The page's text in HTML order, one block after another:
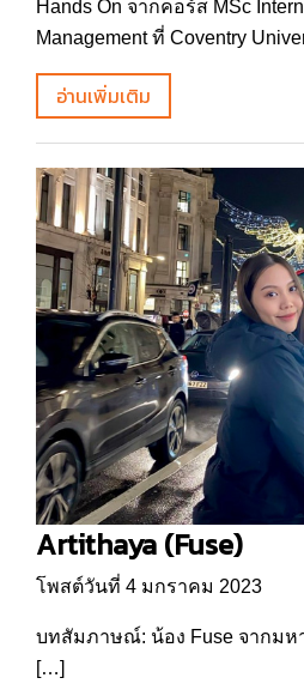
Hands On จากคอร์ส MSc
Management ที่ Coventry
อ่านเพิ่มเติม
Artithaya (Fuse)
โพสต์วันที่ 4 มกราคม 2023
บทสัมภาษณ์: น้อง Fuse จากม
[…]